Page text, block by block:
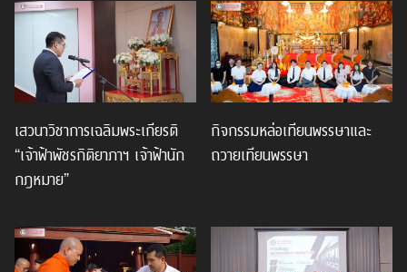
เสวนาวิชาการเฉลิมพระเกียรติ
“เจ้าฟ้าพัชรกิติยาภาฯ เจ้าฟ้านัก
กฎหมาย”
กิจกรรมหล่อเทียนพรรษาและ
ถวายเทียนพรรษา